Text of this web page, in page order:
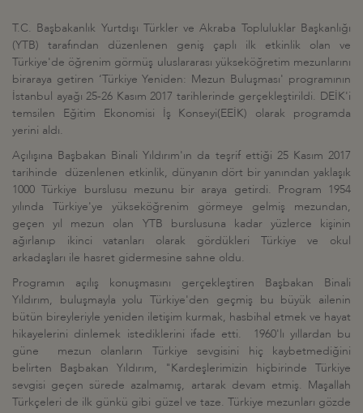
T.C. Başbakanlık Yurtdışı Türkler ve Akraba Topluluklar Başkanlığı
(YTB) tarafından düzenlenen geniş çaplı ilk etkinlik olan ve
Türkiye'de öğrenim görmüş uluslararası yükseköğretim mezunlarını
biraraya getiren ‘Türkiye Yeniden: Mezun Buluşması' programının
İstanbul ayağı 25-26 Kasım 2017 tarihlerinde gerçekleştirildi. DEİK'i
temsilen Eğitim Ekonomisi İş Konseyi(EEİK) olarak programda
yerini aldı.
Açılışına Başbakan Binali Yıldırım'ın da teşrif ettiği 25 Kasım 2017
tarihinde düzenlenen etkinlik, dünyanın dört bir yanından yaklaşık
1000 Türkiye burslusu mezunu bir araya getirdi. Program 1954
yılında Türkiye'ye yükseköğrenim görmeye gelmiş mezundan,
geçen yıl mezun olan YTB burslusuna kadar yüzlerce kişinin
ağırlanıp ikinci vatanları olarak gördükleri Türkiye ve okul
arkadaşları ile hasret gidermesine sahne oldu.
Programın açılış konuşmasını gerçekleştiren Başbakan Binali
Yıldırım, buluşmayla yolu Türkiye'den geçmiş bu büyük ailenin
bütün bireyleriyle yeniden iletişim kurmak, hasbihal etmek ve hayat
hikayelerini dinlemek istediklerini ifade etti. 1960'lı yıllardan bu
güne mezun olanların Türkiye sevgisini hiç kaybetmediğini
belirten Başbakan Yıldırım, "Kardeşlerimizin hiçbirinde Türkiye
sevgisi geçen sürede azalmamış, artarak devam etmiş. Maşallah
Türkçeleri de ilk günkü gibi güzel ve taze. Türkiye mezunları gözde